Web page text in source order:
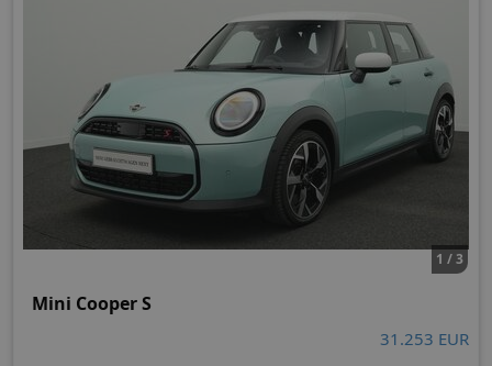
1 / 3
Mini Cooper S
31.253 EUR